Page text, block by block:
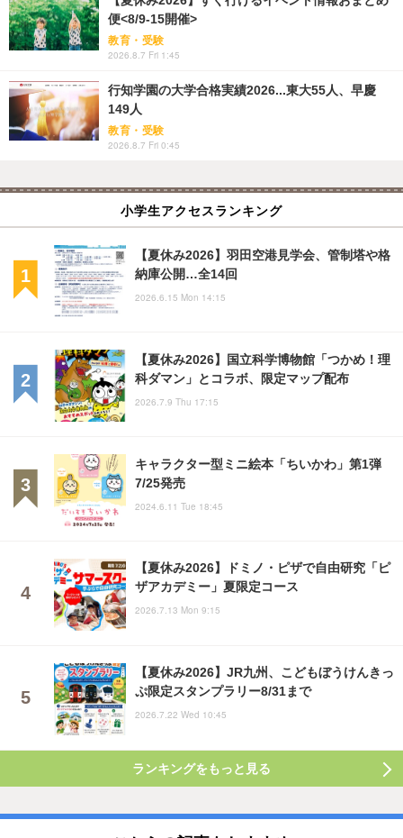
便<8/9-15開催>
教育・受験
2026.8.7 Fri 1:45
行知学園の大学合格実績2026...東大55人、早慶
149人
教育・受験
2026.8.7 Fri 0:45
小学生アクセスランキング
【夏休み2026】羽田空港見学会、管制塔や格
納庫公開…全14回
2026.6.15 Mon 14:15
【夏休み2026】国立科学博物館「つかめ！理
科ダマン」とコラボ、限定マップ配布
2026.7.9 Thu 17:15
キャラクター型ミニ絵本「ちいかわ」第1弾
7/25発売
2024.6.11 Tue 18:45
【夏休み2026】ドミノ・ピザで自由研究「ピ
ザアカデミー」夏限定コース
2026.7.13 Mon 9:15
【夏休み2026】JR九州、こどもぼうけんきっ
ぷ限定スタンプラリー8/31まで
2026.7.22 Wed 10:45
ランキングをもっと見る